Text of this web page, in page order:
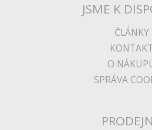
JSME K
ČLÁNKY
KONTAKT
O
SPRÁVA